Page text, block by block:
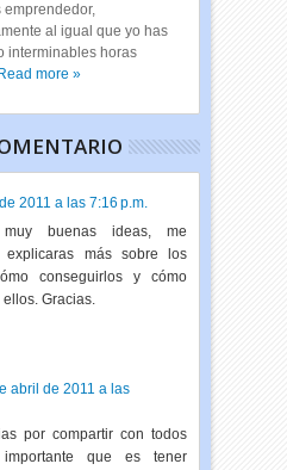
emprendedor,
al igual que yo has
interminables horas
Read more »
2011 a las 7:16 p.m.
muy buenas ideas, me
explicaras más sobre los
conseguirlos y cómo
Gracias.
abril de 2011 a las
por compartir con todos
que es tener